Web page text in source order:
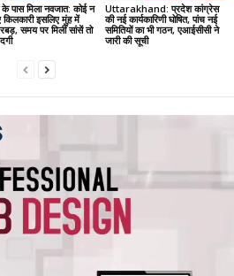
के पास मिला नवजात: कोई न
किलकारी इसलिए मुंह में
समय पर मिलीं सांसें तो
Uttarakhand: प्रदेश कांग्रेस
की नई कार्यकारिणी घोषित, पांच नई
समितियों का भी गठन, एआईसीसी ने
जारी की सूची